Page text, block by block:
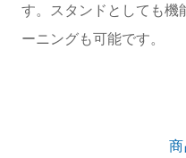
す。スタンドとしても機
ーニングも可能です。